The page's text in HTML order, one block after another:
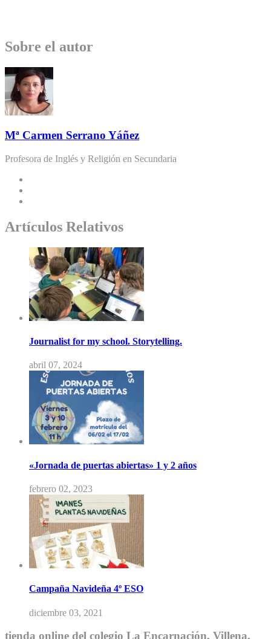
Sobre el autor
Mª Carmen Serrano Yáñez
Profesora de Inglés y Religión en Secundaria
Artículos Relativos
Journalist for my school. Storytelling.
abril 07, 2024
«Jornada de puertas abiertas» 1 y 2 años
febrero 02, 2023
Campaña Navideña 4º ESO
diciembre 03, 2021
tienda online del colegio La Encarnación, Villena,